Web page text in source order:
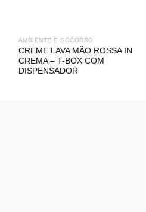
AMBIENTE E SOCORRO
CREME LAVA MÃO ROSSA IN
CREMA – T-BOX COM
DISPENSADOR